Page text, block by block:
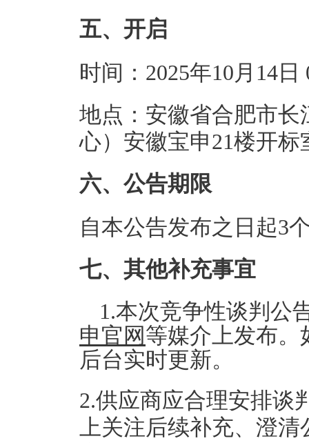
五、开启
时间：2025年10月14
地点：安徽省合肥市长
心）安徽宝申21楼开标
六、公告期限
自本公告发布之日起3
七、其他补充事宜
1.本次竞争性谈判公
申官网 等媒介上发布。
后台实时更新。
2.供应商应合理安排谈
上关注后续补充、澄